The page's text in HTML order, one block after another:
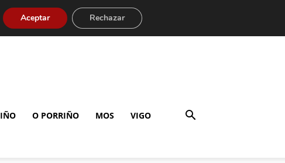
O PORRIÑO MOS VIGO
Aceptar Rechazar